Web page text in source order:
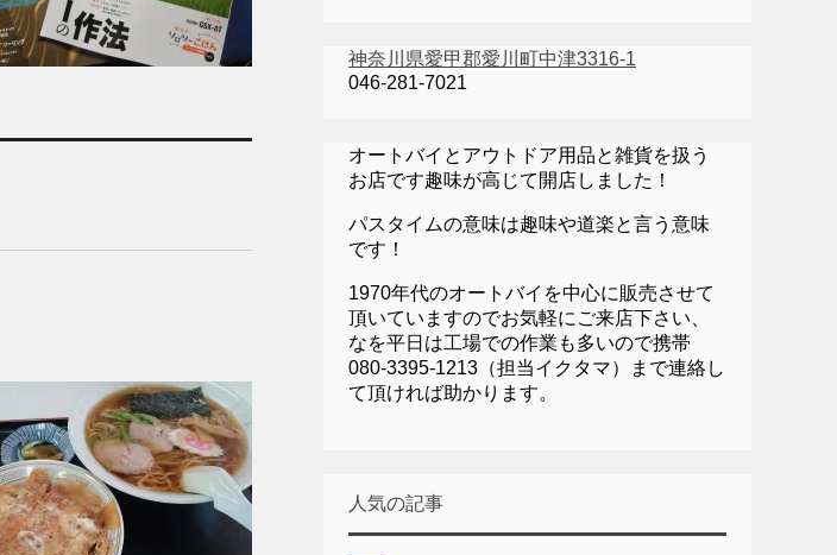
神奈川県愛甲郡愛川町中津3316-1
046-281-7021
オートバイとアウトドア用品と雑貨を扱う
お店です趣味が高じて開店しました！
パスタイムの意味は趣味や道楽と言う意味
です！
1970年代のオートバイを中心に販売させて
頂いていますのでお気軽にご来店下さい、
なを平日は工場での作業も多いので携帯
080-3395-1213（担当イクタマ）まで連絡し
て頂ければ助かります。
人気の記事